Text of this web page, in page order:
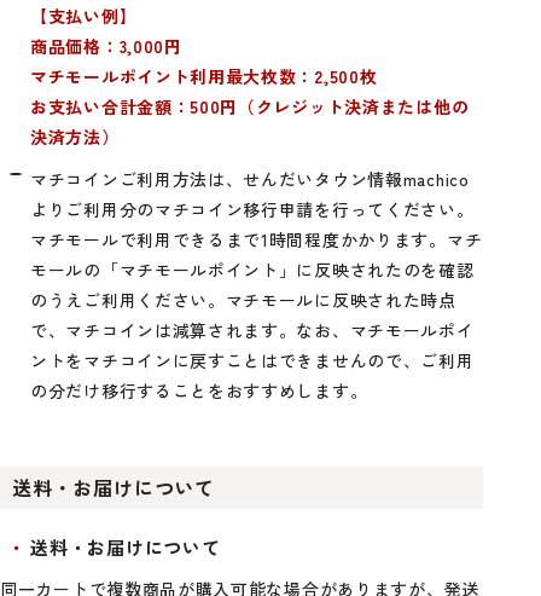
【支払い例】
商品価格：3,000円
マチモールポイント利用最大枚数：2,500枚
お支払い合計金額：500円（クレジット決済または他の
決済方法）
マチコインご利用方法は、せんだいタウン情報machico
よりご利用分のマチコイン移行申請を行ってください。
マチモールで利用できるまで1時間程度かかります。マチ
モールの「マチモールポイント」に反映されたのを確認
のうえご利用ください。マチモールに反映された時点
で、マチコインは減算されます。なお、マチモールポイ
ントをマチコインに戻すことはできませんので、ご利用
の分だけ移行することをおすすめします。
送料・お届けについて
送料・お届けについて
同一カートで複数商品が購入可能な場合がありますが、発送